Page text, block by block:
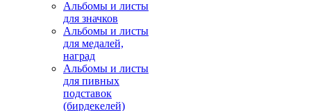
Альбомы и листы
для значков
Альбомы и листы
для медалей,
наград
Альбомы и листы
для пивных
подставок
(бирдекелей)